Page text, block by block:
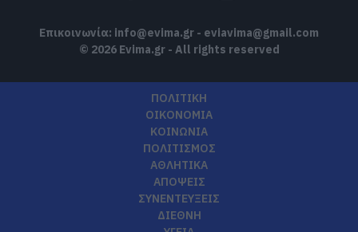
Επικοινωνία: info@evima.gr - eviavima@gmail.com
© 2026 Evima.gr - All rights reserved
ΠΟΛΙΤΙΚΗ
ΟΙΚΟΝΟΜΙΑ
ΚΟΙΝΩΝΙΑ
ΠΟΛΙΤΙΣΜΟΣ
ΑΘΛΗΤΙΚΑ
ΑΠΟΨΕΙΣ
ΣΥΝΕΝΤΕΥΞΕΙΣ
ΔΙΕΘΝΗ